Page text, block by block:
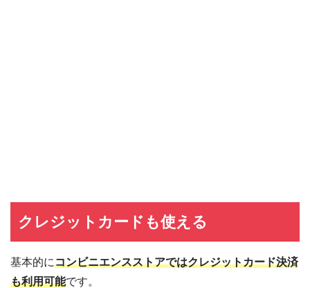
クレジットカードも使える
基本的にコンビニエンスストアではクレジットカード決済
も利用可能です。